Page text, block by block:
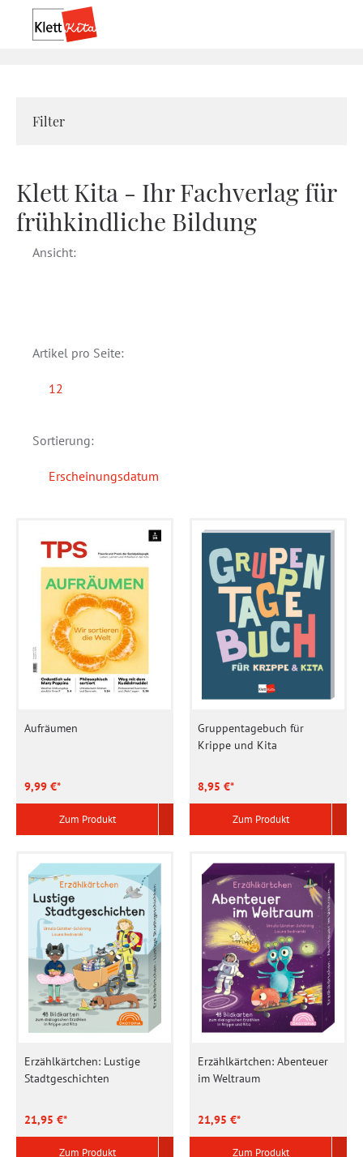
Filter
Klett Kita - Ihr Fachverlag für
frühkindliche Bildung
Ansicht:
Artikel pro Seite:
12
Sortierung:
Erscheinungsdatum
Aufräumen
9,99 €*
Zum Produkt
Gruppentagebuch für
Krippe und Kita
8,95 €*
Zum Produkt
Erzählkärtchen: Lustige
Stadtgeschichten
21,95 €*
Zum Produkt
Erzählkärtchen: Abenteuer
im Weltraum
21,95 €*
Zum Produkt